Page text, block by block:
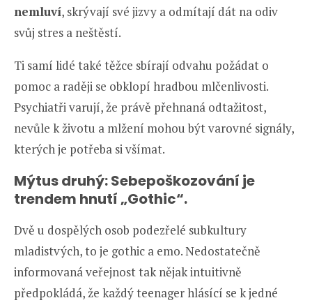
nemluví, skrývají své jizvy a odmítají dát na odiv
svůj stres a neštěstí.
Ti samí lidé také těžce sbírají odvahu požádat o
pomoc a raději se obklopí hradbou mlčenlivosti.
Psychiatři varují, že právě přehnaná odtažitost,
nevůle k životu a mlžení mohou být varovné signály,
kterých je potřeba si všímat.
Mýtus druhý: Sebepoškozování je
trendem hnutí „Gothic“.
Dvě u dospělých osob podezřelé subkultury
mladistvých, to je gothic a emo. Nedostatečně
informovaná veřejnost tak nějak intuitivně
předpokládá, že každý teenager hlásící se k jedné